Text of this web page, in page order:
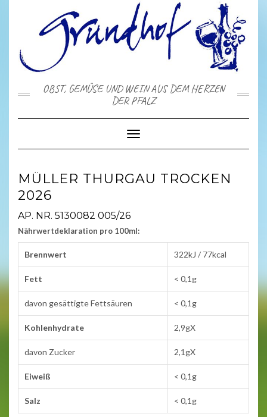
OBST, GEMÜSE UND WEIN AUS DEM HERZEN
DER PFALZ
Toggle Navigation
MÜLLER THURGAU TROCKEN
2026
AP. NR. 5130082 005/26
Nährwertdeklaration pro 100ml:
Brennwert 322kJ / 77kcal
Fett < 0,1g
davon gesättigte Fettsäuren < 0,1g
Kohlenhydrate 2,9gX
davon Zucker 2,1gX
Eiweiß < 0,1g
Salz < 0,1g